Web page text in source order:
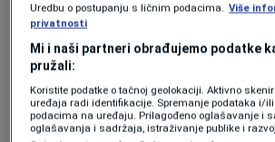
Ligue 1
Season 25/26
17 MAY•FULL TIME
Uredbu o postupanju s ličnim podacima. Više
privatnosti
Mi i naši partneri obrađujemo podatke
pružali:
Koristite podatke o tačnoj geolokaciji. Aktivno
uređaja radi identifikacije. Spremanje podataka i/
podacima na uređaju. Prilagođeno oglašavanje i
oglašavanja i sadržaja, istraživanje publike i